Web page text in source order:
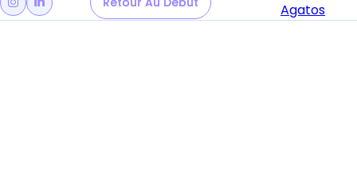
Agatos